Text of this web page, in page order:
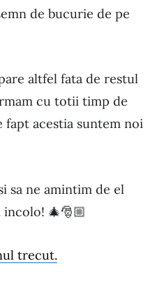
de bucurie de pe
altfel fata de restul
cu totii timp de
fapt acestia suntem noi
sa ne amintim de el
🎄🎅🏼
trecut.